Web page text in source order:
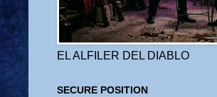
EL ALFILER DEL DIABLO
SECURE POSITION